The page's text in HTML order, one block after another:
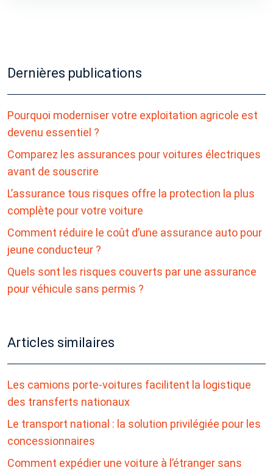
Dernières publications
Pourquoi moderniser votre exploitation agricole est
devenu essentiel ?
Comparez les assurances pour voitures électriques
avant de souscrire
L’assurance tous risques offre la protection la plus
complète pour votre voiture
Comment réduire le coût d’une assurance auto pour
jeune conducteur ?
Quels sont les risques couverts par une assurance
pour véhicule sans permis ?
Articles similaires
Les camions porte-voitures facilitent la logistique
des transferts nationaux
Le transport national : la solution privilégiée pour les
concessionnaires
Comment expédier une voiture à l’étranger sans